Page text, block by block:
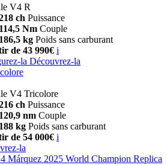
V4 R
ch Puissance
114,5 Nm Couple
186,5 kg Poids sans carburant
de 43 990€ i
la Découvrez-la
V4 Tricolore
ch Puissance
120,9 nm Couple
188 kg Poids sans carburant
de 54 000€ i
la
Márquez 2025 World Champion Replica